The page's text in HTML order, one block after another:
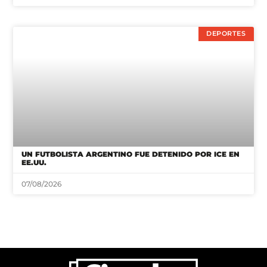
DEPORTES
UN FUTBOLISTA ARGENTINO FUE DETENIDO POR ICE EN
EE.UU.
07/08/2026